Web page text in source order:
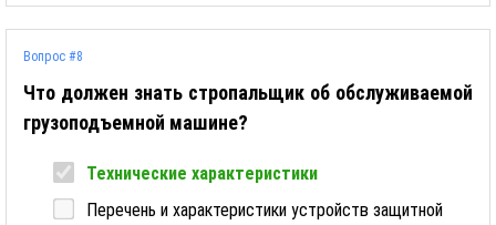
Вопрос #8
Что должен знать стропальщик об обслуживаемой
грузоподъемной машине?
Технические характеристики
Перечень и характеристики устройств защитной